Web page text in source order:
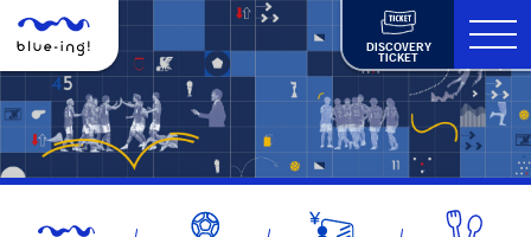
DISCOVERY
TICKET